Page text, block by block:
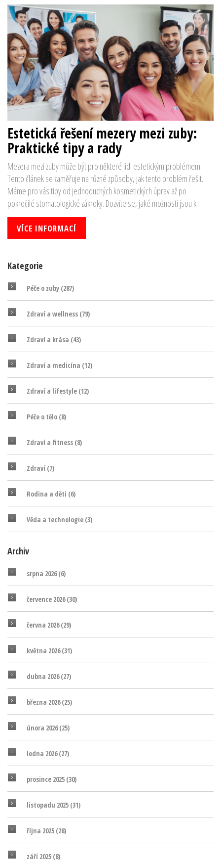
Estetická řešení mezery mezi zuby:
Praktické tipy a rady
Mezera mezi zuby může být pro některé lidi estetickým problémem.
Tento článek se zaměřuje na různé způsoby, jak tento problém řešit.
Máme pro vás tipy od jednoduchých kosmetických úprav až po
pokročilé stomatologické zákroky. Dozvíte se, jaké možnosti jsou k
dispozici a co může být pro vás nejlepší volbou.
VÍCE INFORMACÍ
Kategorie
Péče o zuby (287)
Zdraví a wellness (79)
Zdraví a krása (43)
Zdraví a medicína (12)
Zdraví a lifestyle (12)
Péče o tělo (8)
Zdraví a fitness (8)
Zdraví (7)
Rodina a děti (6)
Věda a technologie (3)
Archiv
srpna 2026(6)
července 2026(30)
června 2026(29)
května 2026(31)
dubna 2026(27)
března 2026(25)
února 2026(25)
ledna 2026(27)
prosince 2025 (30)
listopadu 2025 (31)
října 2025 (28)
září 2025 (8)